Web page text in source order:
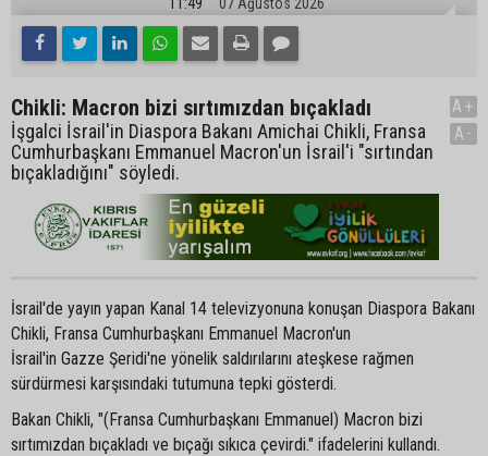
Chikli: Macron bizi sırtımızdan bıçakladı
İşgalci İsrail'in Diaspora Bakanı Amichai Chikli, Fransa
Cumhurbaşkanı Emmanuel Macron'un İsrail'i "sırtından
bıçakladığını" söyledi.
A+
A-
İsrail'de yayın yapan Kanal 14 televizyonuna konuşan Diaspora Bakanı
Chikli, Fransa Cumhurbaşkanı Emmanuel Macron'un
İsrail'in Gazze Şeridi'ne yönelik saldırılarını ateşkese rağmen
sürdürmesi karşısındaki tutumuna tepki gösterdi.
Bakan Chikli, "(Fransa Cumhurbaşkanı Emmanuel) Macron bizi
sırtımızdan bıçakladı ve bıçağı sıkıca çevirdi." ifadelerini kullandı.